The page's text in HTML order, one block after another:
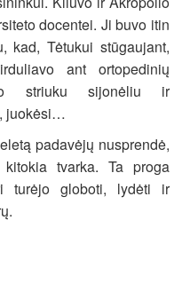
docentei. Ji buvo itin
kad, Tėtukui stūgaujant,
ant ortopedinių
striuku sijonėliu ir
juokėsi…
padavėjų nusprendė,
tvarka. Ta proga
turėjo globoti, lydėti ir